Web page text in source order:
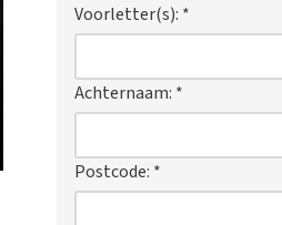
Voorletter(s): *
Achternaam: *
Postcode: *